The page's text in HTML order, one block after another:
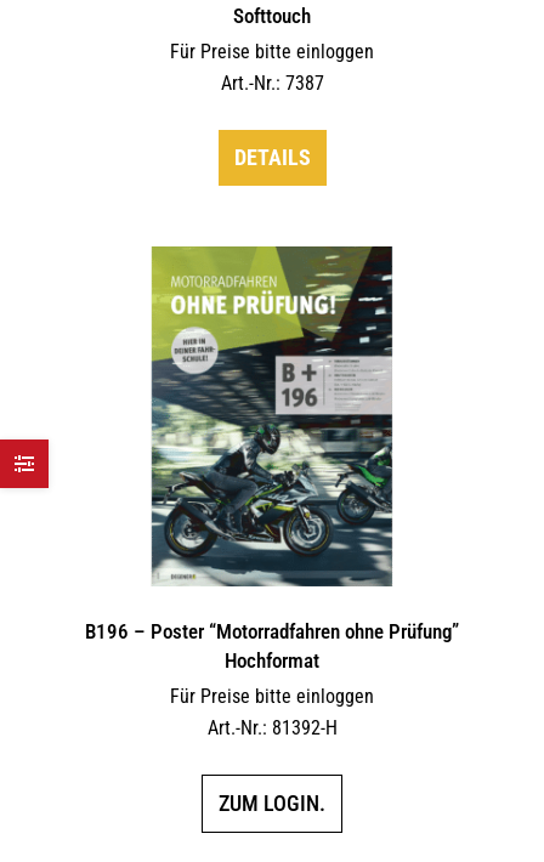
Softtouch
Für Preise bitte einloggen
Art.-Nr.: 7387
DETAILS
B196 – Poster “Motorradfahren ohne Prüfung”
Hochformat
Für Preise bitte einloggen
Art.-Nr.: 81392-H
ZUM LOGIN.